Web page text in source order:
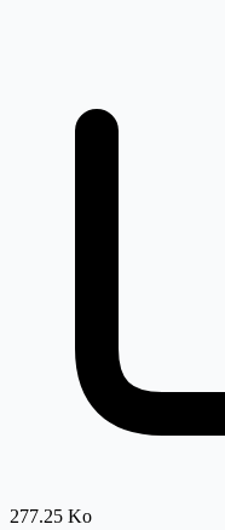
277.25 Ko